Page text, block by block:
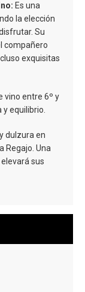
Es una
la elección
Su
compañero
exquisitas
vino entre 6º y
equilibrio.
dulzura en
Regajo. Una
sus